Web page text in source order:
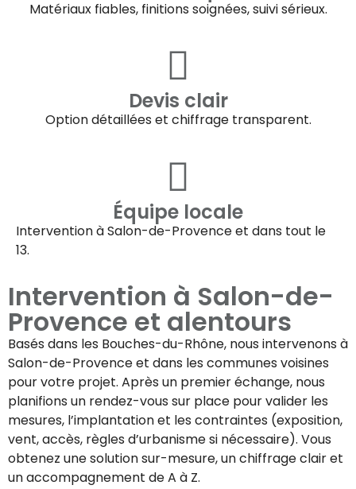
Matériaux fiables, finitions soignées, suivi sérieux.
Devis clair
Option détaillées et chiffrage transparent.
Équipe locale
Intervention àSalon-de-Provenceet dans tout le
13.
Intervention à Salon-de-
Provence et alentours
Basés dans les Bouches-du-Rhône, nous intervenons à
Salon-de-Provenceet dans les communes voisines
pour votre projet. Après un premier échange, nous
planifions un rendez-vous sur place pour valider les
mesures, l’implantation et les contraintes (exposition,
vent, accès, règles d’urbanisme si nécessaire). Vous
obtenez une solution sur-mesure, un chiffrage clair et
un accompagnement de A à Z.